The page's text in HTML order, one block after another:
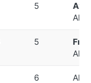
5
5
6